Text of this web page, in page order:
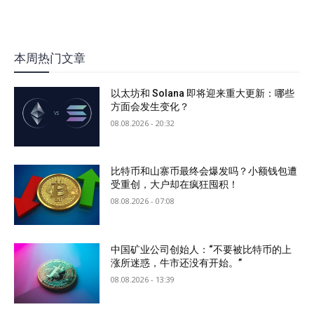
本周热门文章
以太坊和 Solana 即将迎来重大更新：哪些
方面会发生变化？
08.08.2026 - 20:32
比特币和山寨币最终会爆发吗？小额钱包遭
受重创，大户却在疯狂囤积！
08.08.2026 - 07:08
中国矿业公司创始人：“不要被比特币的上
涨所迷惑，牛市还没有开始。”
08.08.2026 - 13:39